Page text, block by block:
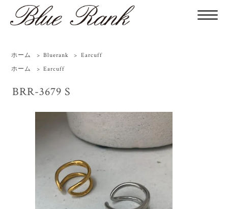
ホーム > Bluerank > Earcuff
ホーム
> Earcuff
BRR-3679 S